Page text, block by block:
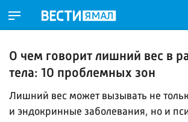
О чем говорит лишний вес в
тела: 10 проблемных зон
Лишний вес может вызывать не
и эндокринные заболевания, но и